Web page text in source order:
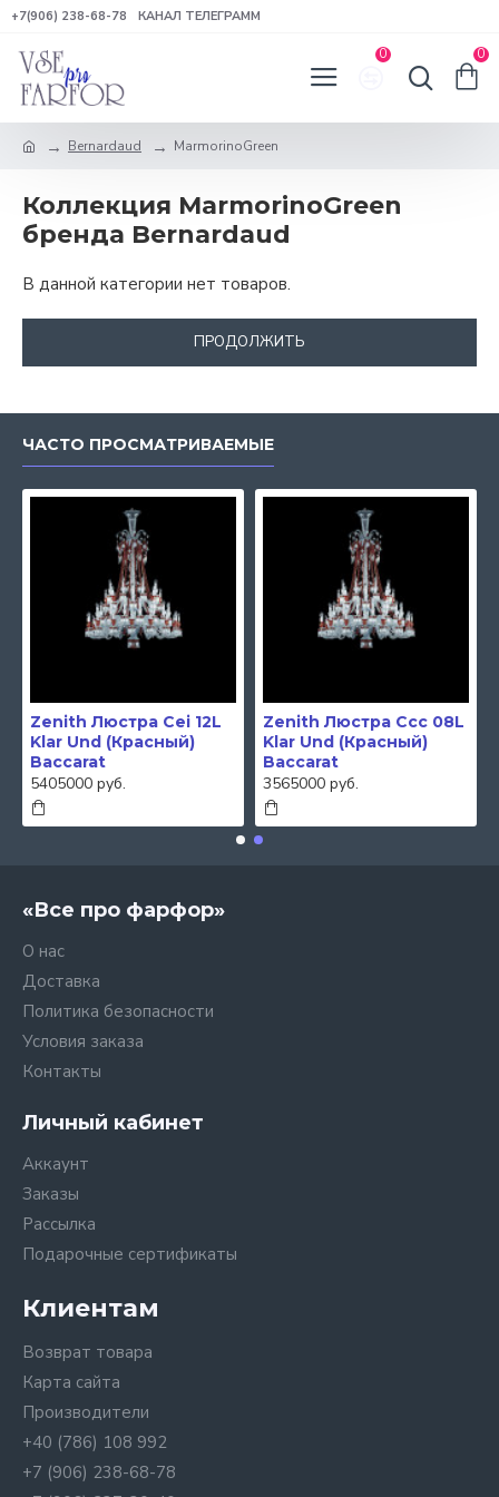
+7(906) 238-68-78 КАНАЛ ТЕЛЕГРАММ
0 0
Bernardaud MarmorinoGreen
Коллекция MarmorinoGreen
бренда Bernardaud
В данной категории нет товаров.
ПРОДОЛЖИТЬ
ЧАСТО ПРОСМАТРИВАЕМЫЕ
Zenith Люстра Cei 12L
Klar Und (Красный)
Baccarat
5405000 руб.
Zenith Люстра Ccc 08L
Klar Und (Красный)
Baccarat
3565000 руб.
«Все про фарфор»
О нас
Доставка
Политика безопасности
Условия заказа
Контакты
Личный кабинет
Аккаунт
Заказы
Рассылка
Подарочные сертификаты
Клиентам
Возврат товара
Карта сайта
Производители
+40 (786) 108 992
+7 (906) 238-68-78